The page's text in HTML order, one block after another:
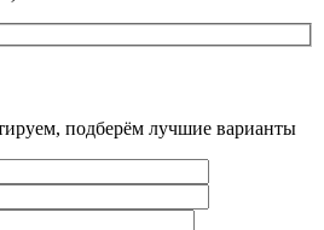
подберём лучшие варианты
Оставьте это
Оставьте это